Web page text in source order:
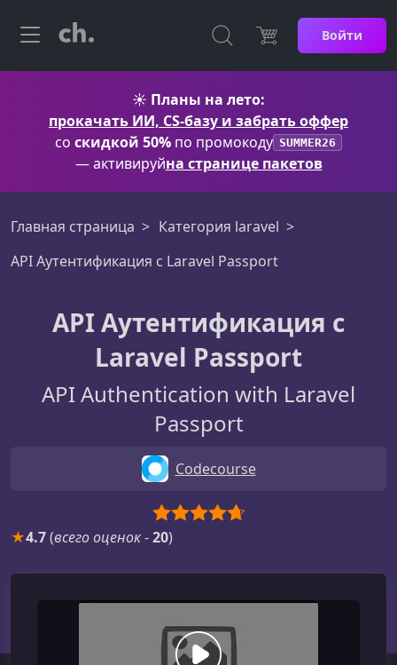
Войти
☀️ Планы на лето:
прокачать ИИ, CS-базу и забрать оффер
со скидкой 50% по промокоду SUMMER26
— активируйна странице пакетов
Главная страница
Категория laravel
API Аутентификация c Laravel Passport
API Аутентификация c
Laravel Passport
API Authentication with Laravel
Passport
Codecourse
★4.7(всего оценок-20)